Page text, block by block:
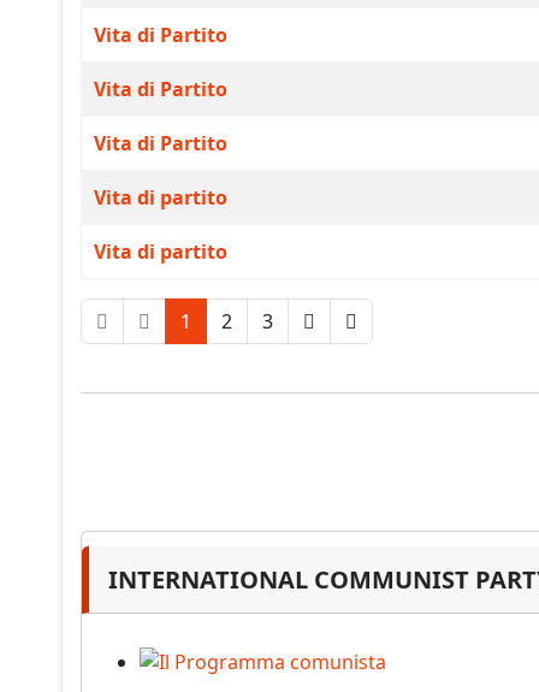
Vita di Partito
Vita di Partito
Vita di Partito
Vita di partito
Vita di partito
1 2 3
INTERNATIONAL COMMUNIST